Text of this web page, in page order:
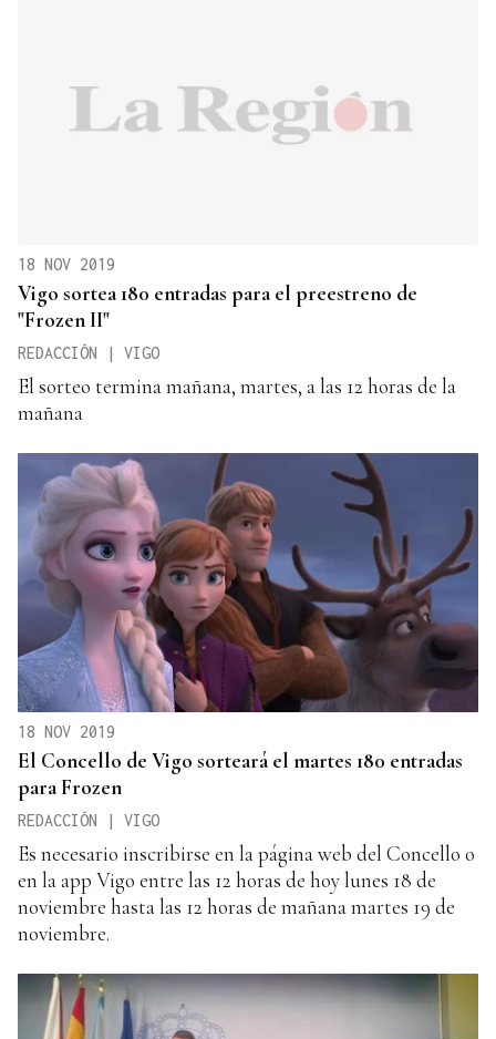
18 NOV 2019
Vigo sortea 180 entradas para el preestreno de
"Frozen II"
REDACCIÓN | VIGO
El sorteo termina mañana, martes, a las 12 horas de la
mañana
18 NOV 2019
El Concello de Vigo sorteará el martes 180 entradas
para Frozen
REDACCIÓN | VIGO
Es necesario inscribirse en la página web del Concello o
en la app Vigo entre las 12 horas de hoy lunes 18 de
noviembre hasta las 12 horas de mañana martes 19 de
noviembre.